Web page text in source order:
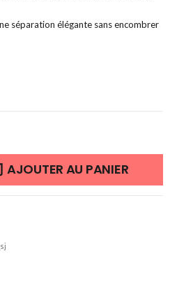
séparation élégante sans encombrer
AJOUTER AU PANIER